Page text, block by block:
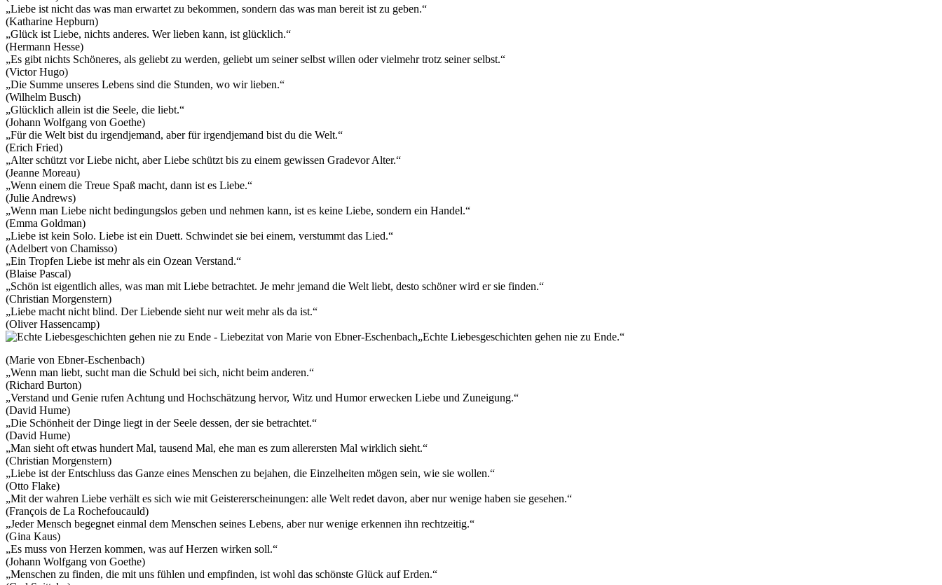
„Liebe ist nicht das was man erwartet zu bekommen, sondern das was man bereit ist zu geben.“
(Katharine Hepburn)
„Glück ist Liebe, nichts anderes. Wer lieben kann, ist glücklich.“
(Hermann Hesse)
„Es gibt nichts Schöneres, als geliebt zu werden, geliebt um seiner selbst willen oder vielmehr trotz seiner selbst.“
(Victor Hugo)
„Die Summe unseres Lebens sind die Stunden, wo wir lieben.“
(Wilhelm Busch)
„Glücklich allein ist die Seele, die liebt.“
(Johann Wolfgang von Goethe)
„Für die Welt bist du irgendjemand, aber für irgendjemand bist du die Welt.“
(Erich Fried)
„Alter schützt vor Liebe nicht, aber Liebe schützt bis zu einem gewissen Gradevor Alter.“
(Jeanne Moreau)
„Wenn einem die Treue Spaß macht, dann ist es Liebe.“
(Julie Andrews)
„Wenn man Liebe nicht bedingungslos geben und nehmen kann, ist es keine Liebe, sondern ein Handel.“
(Emma Goldman)
„Liebe ist kein Solo. Liebe ist ein Duett. Schwindet sie bei einem, verstummt das Lied.“
(Adelbert von Chamisso)
„Ein Tropfen Liebe ist mehr als ein Ozean Verstand.“
(Blaise Pascal)
„Schön ist eigentlich alles, was man mit Liebe betrachtet. Je mehr jemand die Welt liebt, desto schöner wird er sie finden.“
(Christian Morgenstern)
„Liebe macht nicht blind. Der Liebende sieht nur weit mehr als da ist.“
(Oliver Hassencamp)
„Echte Liebesgeschichten gehen nie zu Ende.“
(Marie von Ebner-Eschenbach)
„Wenn man liebt, sucht man die Schuld bei sich, nicht beim anderen.“
(Richard Burton)
„Verstand und Genie rufen Achtung und Hochschätzung hervor, Witz und Humor erwecken Liebe und Zuneigung.“
(David Hume)
„Die Schönheit der Dinge liegt in der Seele dessen, der sie betrachtet.“
(David Hume)
„Man sieht oft etwas hundert Mal, tausend Mal, ehe man es zum allerersten Mal wirklich sieht.“
(Christian Morgenstern)
„Liebe ist der Entschluss das Ganze eines Menschen zu bejahen, die Einzelheiten mögen sein, wie sie wollen.“
(Otto Flake)
„Mit der wahren Liebe verhält es sich wie mit Geistererscheinungen: alle Welt redet davon, aber nur wenige haben sie gesehen.“
(François de La Rochefoucauld)
„Jeder Mensch begegnet einmal dem Menschen seines Lebens, aber nur wenige erkennen ihn rechtzeitig.“
(Gina Kaus)
„Es muss von Herzen kommen, was auf Herzen wirken soll.“
(Johann Wolfgang von Goethe)
„Menschen zu finden, die mit uns fühlen und empfinden, ist wohl das schönste Glück auf Erden.“